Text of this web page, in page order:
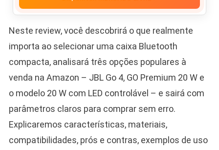
Neste review, você descobrirá o que realmente
importa ao selecionar uma caixa Bluetooth
compacta, analisará três opções populares à
venda na Amazon – JBL Go 4, GO Premium 20 W e
o modelo 20 W com LED controlável – e sairá com
parâmetros claros para comprar sem erro.
Explicaremos características, materiais,
compatibilidades, prós e contras, exemplos de uso